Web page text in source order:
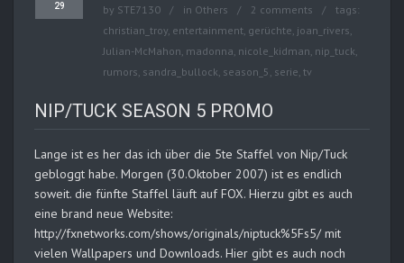
29 by STE7130 in Others 2 comments
tags:
christian_troy, entertainment, gerüchte, joan_rivers,
Julian-McMahon, madonna, nicole_kidman, nip_tuck,
rumors, sandra_bullock, season_5 , serie, tv
NIP/TUCK SEASON 5 PROMO
Lange ist es her das ich über die 5te Staffel von Nip/Tuck
gebloggt habe. Morgen (30.Oktober 2007) ist es endlich
soweit. die fünfte Staffel läuft auf FOX. Hierzu gibt es auch
eine brand neue Website:
http://fxnetworks.com/shows/originals/niptuck%5Fs5/ mit
vielen Wallpapers und Downloads. Hier gibt es auch noch